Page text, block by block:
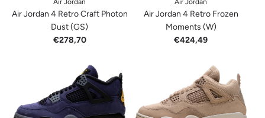
Air Jordan
Air Jordan 4 Retro Craft Photon
Dust (GS)
€278,70
Air Jordan
Air Jordan 4 Retro Frozen
Moments (W)
€424,49